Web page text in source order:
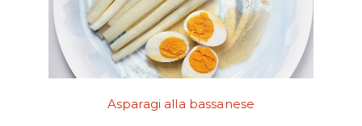
Asparagi alla bassanese